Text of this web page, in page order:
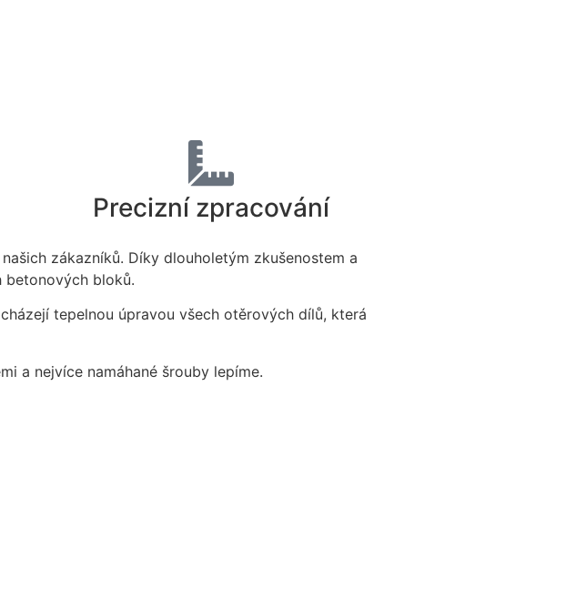
Precizní zpracování
zákazníků. Díky dlouholetým zkušenostem a
betonových bloků.
tepelnou úpravou všech otěrových dílů, která
a nejvíce namáhané šrouby lepíme.